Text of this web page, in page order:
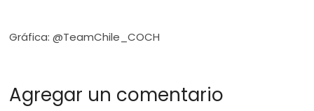
Gráfica: @TeamChile_COCH
Agregar un comentario